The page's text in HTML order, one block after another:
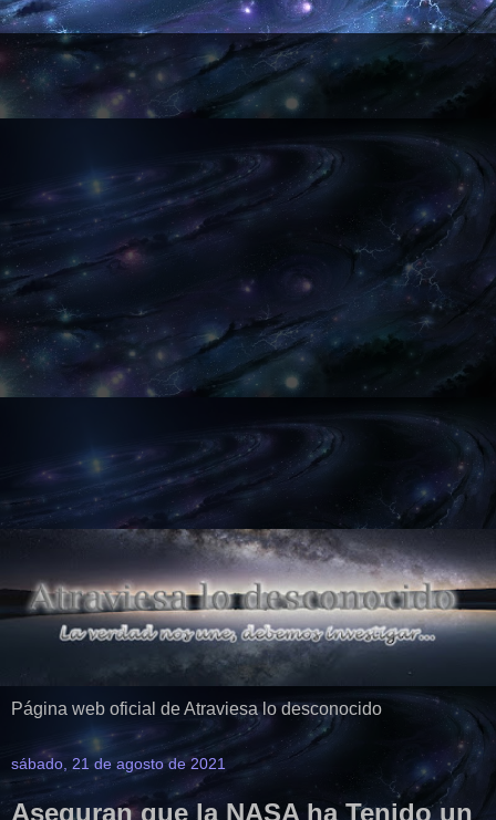
Página web oficial de Atraviesa lo desconocido
sábado, 21 de agosto de 2021
Aseguran que la NASA ha Tenido un